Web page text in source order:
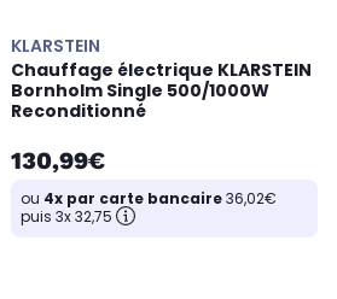
KLARSTEIN
Chauffage électrique KLARSTEIN
Bornholm Single 500/1000W
Reconditionné
130,99€
ou 4x par carte bancaire36,02€
puis 3x 32,75